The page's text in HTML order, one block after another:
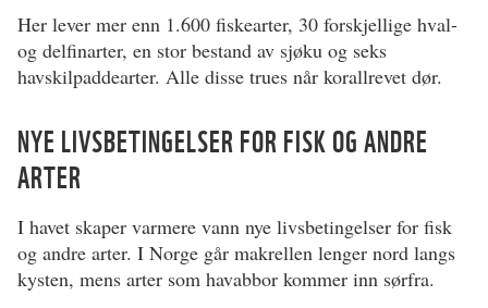
Her lever mer enn 1.600 fiskearter, 30 forskjellige hval-
og delfinarter, en stor bestand av sjøku og seks
havskilpaddearter. Alle disse trues når korallrevet dør.
NYE LIVSBETINGELSER FOR FISK OG ANDRE
ARTER
I havet skaper varmere vann nye livsbetingelser for fisk
og andre arter. I Norge går makrellen lenger nord langs
kysten, mens arter som havabbor kommer inn sørfra.